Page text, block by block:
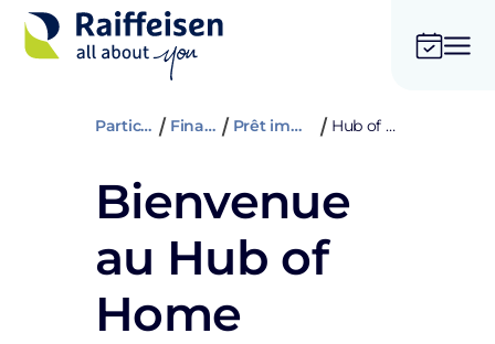
Particuliers Financer Prêt immobilier Hub of Home
Bienvenue
au Hub of
Home